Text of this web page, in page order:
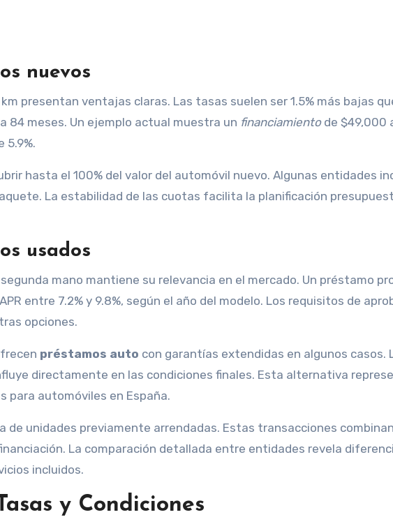
nuevos
presentan ventajas claras. Las tasas suelen ser 1.5% más bajas
84 meses. Un ejemplo actual muestra un financiamientode $49,000
5.9%.
hasta el 100% del valor del automóvil nuevo. Algunas entidades
La estabilidad de las cuotas facilita la planificación
usados
mano mantiene su relevancia en el mercado. Un préstamo
entre 7.2% y 9.8%, según el año del modelo. Los requisitos de
opciones.
préstamos auto con garantías extendidas en algunos casos.
directamente en las condiciones finales. Esta alternativa
para automóviles en España.
de unidades previamente arrendadas. Estas transacciones combinan
La comparación detallada entre entidades revela
incluidos.
y Condiciones